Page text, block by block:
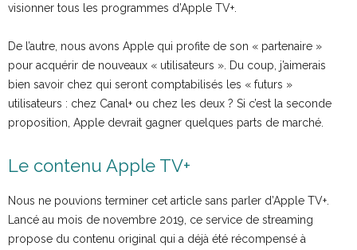
visionner tous les programmes d’Apple TV+.
De l’autre, nous avons Apple qui profite de son « partenaire »
pour acquérir de nouveaux « utilisateurs ». Du coup, j’aimerais
bien savoir chez qui seront comptabilisés les « futurs »
utilisateurs : chez Canal+ ou chez les deux ? Si c’est la seconde
proposition, Apple devrait gagner quelques parts de marché.
Le contenu Apple TV+
Nous ne pouvions terminer cet article sans parler d’Apple TV+.
Lancé au mois de novembre 2019, ce service de streaming
propose du contenu original qui a déjà été récompensé à